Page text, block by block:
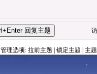
访客
管理选项: 拉前主题 锁定主题 主